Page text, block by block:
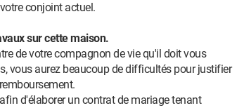
conjoint actuel.
sur cette maison.
de votre compagnon de vie qu'il doit vous
vous aurez beaucoup de difficultés pour justifier
d'élaborer un contrat de mariage tenant